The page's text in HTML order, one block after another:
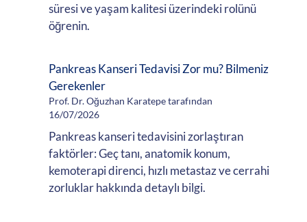
süresi ve yaşam kalitesi üzerindeki rolünü
öğrenin.
Pankreas Kanseri Tedavisi Zor mu? Bilmeniz
Gerekenler
Prof. Dr. Oğuzhan Karatepe tarafından
16/07/2026
Pankreas kanseri tedavisini zorlaştıran
faktörler: Geç tanı, anatomik konum,
kemoterapi direnci, hızlı metastaz ve cerrahi
zorluklar hakkında detaylı bilgi.